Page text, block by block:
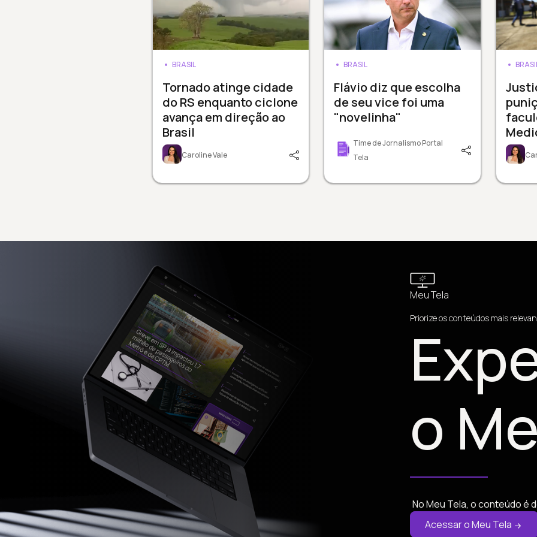
BRASIL
Tornado atinge cidade
do RS enquanto ciclone
avança em direção ao
Brasil
Caroline Vale
BRASIL
Flávio diz que escolha
de seu vice foi uma
"novelinha"
Time de Jornalismo Portal
Tela
Meu Tela
Priorize os conteúdos mais
o
No Meu Tela, o conteúdo é
Acessar o Meu Tela